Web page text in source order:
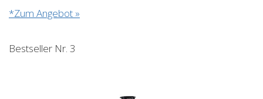
*Zum Angebot »
Bestseller Nr. 3